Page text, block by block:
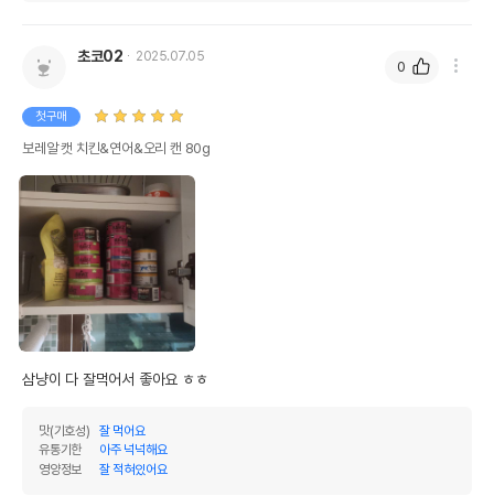
초코02 2025.07.05
첫구매
보레알 캣 치킨&연어&오리 캔 80g
삼냥이 다 잘먹어서 좋아요 ㅎㅎ
맛(기호성)
잘 먹어요
유통기한
아주 넉넉해요
영양정보
잘 적혀있어요
0